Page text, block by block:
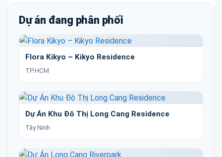
Dự án đang phân phối
Flora Kikyo – Kikyo Residence
TP.HCM
Dự Án Khu Đô Thị Long Cang Residence
Tây Ninh